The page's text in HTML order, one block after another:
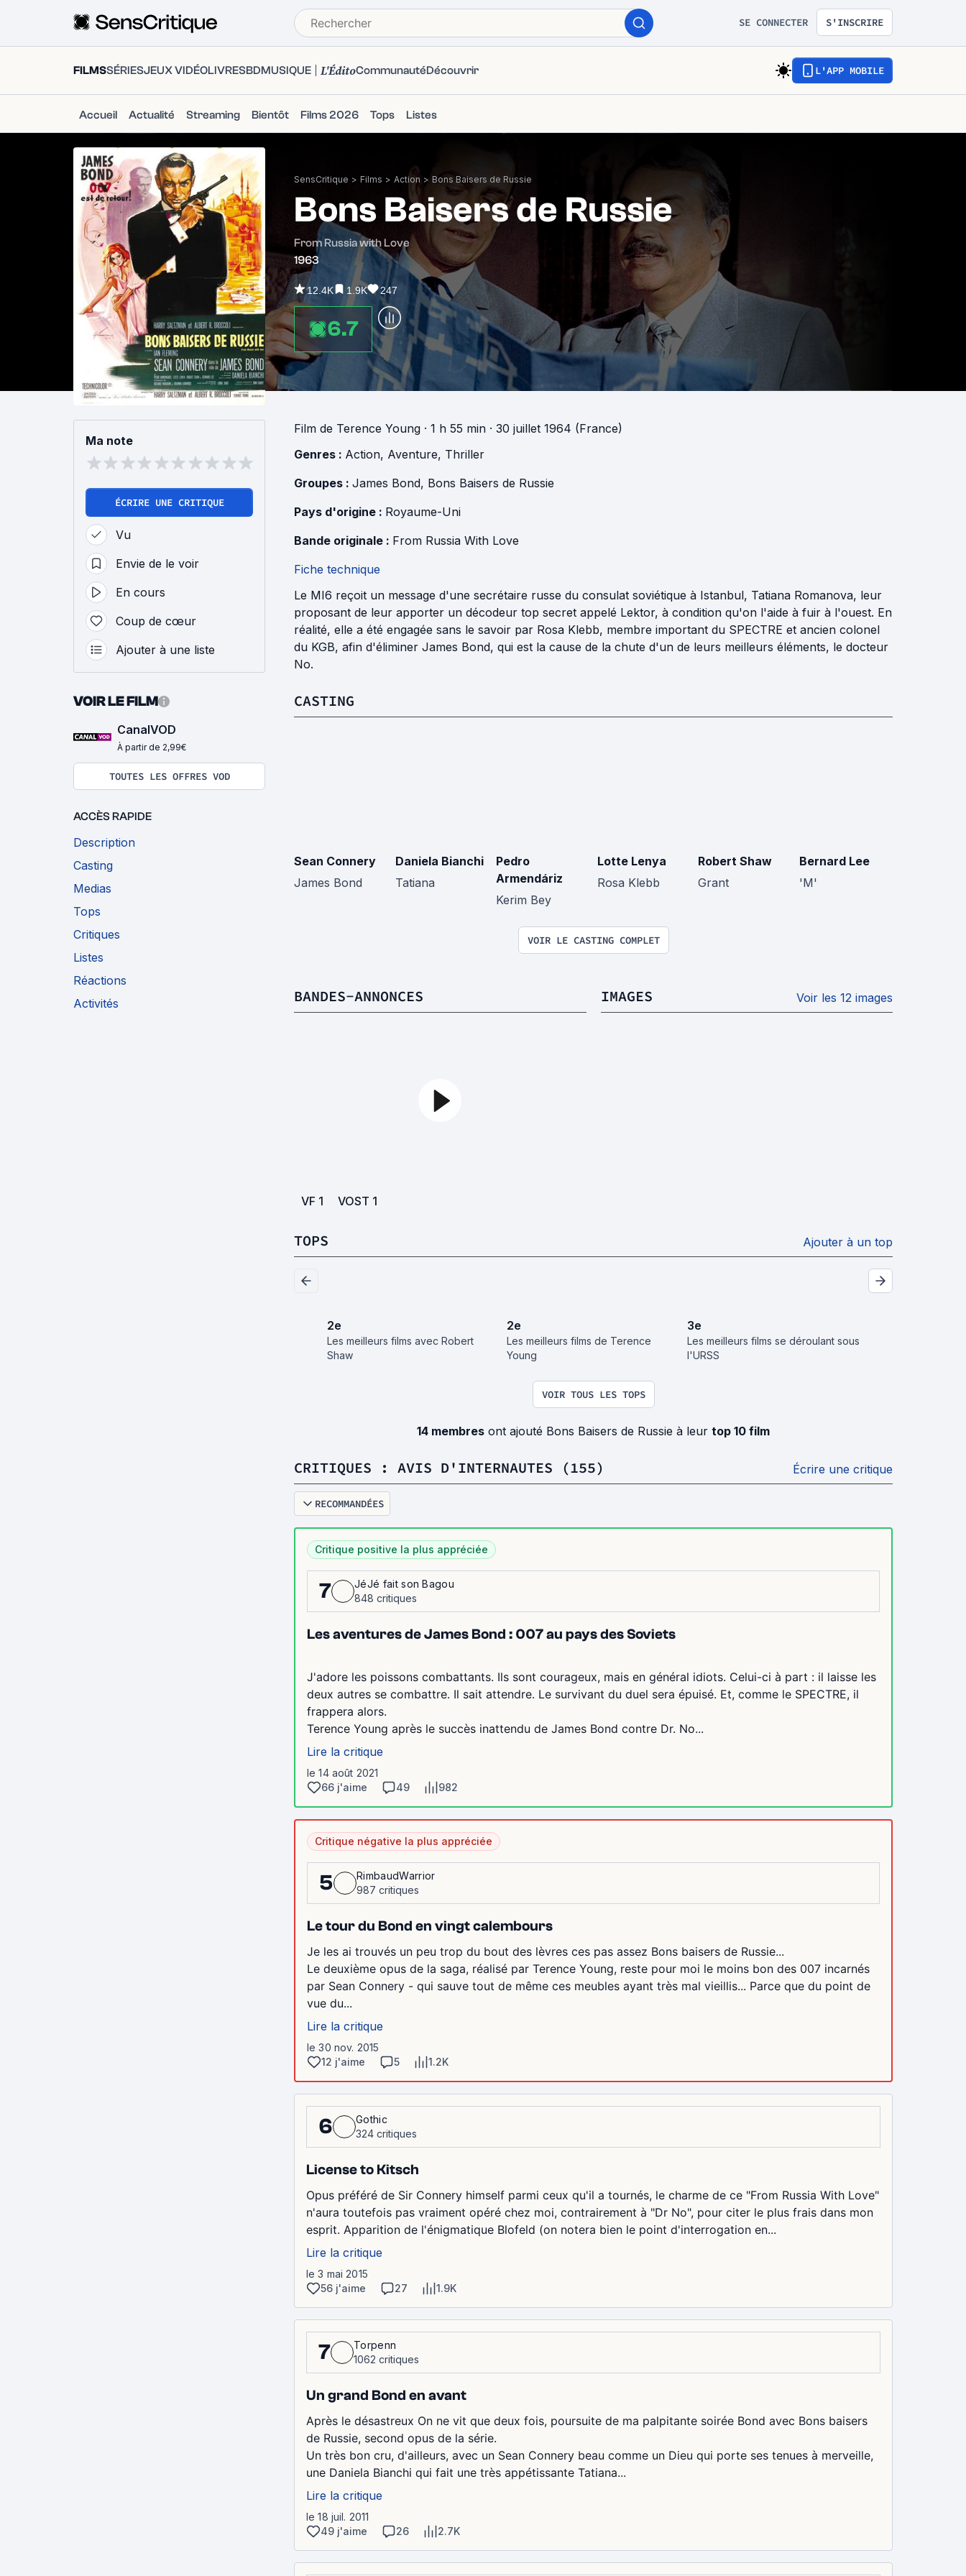
SE CONNECTER S'INSCRIRE
FILMSSÉRIESJEUX VIDÉOLIVRESBDMUSIQUE L'ÉditoCommunautéDécouvrir L'APP MOBILE
Accueil Actualité Streaming Bientôt Films 2026 Tops Listes
SensCritique > Films > Action > Bons Baisers de Russie
Bons Baisers de Russie
From Russia with Love
1963
12.4K 1.9K 247
6.7
Ma note
ÉCRIRE UNE CRITIQUE
Vu
Envie de le voir
En cours
Coup de cœur
Ajouter à une liste
VOIR LE FILM
CanalVOD
À partir de 2,99€
TOUTES LES OFFRES VOD
ACCÈS RAPIDE
Description
Casting
Medias
Tops
Critiques
Listes
Réactions
Activités
Film de Terence Young · 1 h 55 min · 30 juillet 1964 (France)
Genres : Action, Aventure, Thriller
Groupes : James Bond, Bons Baisers de Russie
Pays d'origine : Royaume-Uni
Bande originale : From Russia With Love
Fiche technique
Le MI6 reçoit un message d'une secrétaire russe du consulat soviétique à Istanbul, Tatiana Romanova, leur
proposant de leur apporter un décodeur top secret appelé Lektor, à condition qu'on l'aide à fuir à l'ouest. En
réalité, elle a été engagée sans le savoir par Rosa Klebb, membre important du SPECTRE et ancien colonel
du KGB, afin d'éliminer James Bond, qui est la cause de la chute d'un de leurs meilleurs éléments, le docteur
No.
CASTING
Sean Connery
James Bond
Daniela Bianchi
Tatiana
Pedro
Armendáriz
Kerim Bey
Lotte Lenya
Rosa Klebb
Robert Shaw
Grant
Bernard Lee
'M'
VOIR LE CASTING COMPLET
BANDES-ANNONCES
VF 1 VOST 1
IMAGES Voir les 12 images
TOPS Ajouter à un top
2e
Les meilleurs films avec Robert
Shaw
2e
Les meilleurs films de Terence
Young
3e
Les meilleurs films se déroulant sous
l'URSS
VOIR TOUS LES TOPS
14 membres ont ajouté Bons Baisers de Russie à leur top 10 film
CRITIQUES : AVIS D'INTERNAUTES (155) Écrire une critique
RECOMMANDÉES
Critique positive la plus appréciée
7
JéJé fait son Bagou
848 critiques
Les aventures de James Bond : 007 au pays des Soviets
J'adore les poissons combattants. Ils sont courageux, mais en général idiots. Celui-ci à part : il laisse les
deux autres se combattre. Il sait attendre. Le survivant du duel sera épuisé. Et, comme le SPECTRE, il
frappera alors.
Terence Young après le succès inattendu de James Bond contre Dr. No...
Lire la critique
le 14 août 2021
66 j'aime
49 982
Critique négative la plus appréciée
5
RimbaudWarrior
987 critiques
Le tour du Bond en vingt calembours
Je les ai trouvés un peu trop du bout des lèvres ces pas assez Bons baisers de Russie...
Le deuxième opus de la saga, réalisé par Terence Young, reste pour moi le moins bon des 007 incarnés
par Sean Connery - qui sauve tout de même ces meubles ayant très mal vieillis... Parce que du point de
vue du...
Lire la critique
le 30 nov. 2015
12 j'aime
5 1.2K
6
Gothic
324 critiques
License to Kitsch
Opus préféré de Sir Connery himself parmi ceux qu'il a tournés, le charme de ce "From Russia With Love"
n'aura toutefois pas vraiment opéré chez moi, contrairement à "Dr No", pour citer le plus frais dans mon
esprit. Apparition de l'énigmatique Blofeld (on notera bien le point d'interrogation en...
Lire la critique
le 3 mai 2015
56 j'aime
27 1.9K
7
Torpenn
1062 critiques
Un grand Bond en avant
Après le désastreux On ne vit que deux fois, poursuite de ma palpitante soirée Bond avec Bons baisers
de Russie, second opus de la série.
Un très bon cru, d'ailleurs, avec un Sean Connery beau comme un Dieu qui porte ses tenues à merveille,
une Daniela Bianchi qui fait une très appétissante Tatiana...
Lire la critique
le 18 juil. 2011
49 j'aime
26 2.7K